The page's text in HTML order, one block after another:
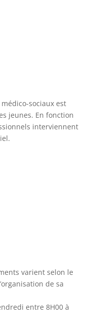
sociaux est
jeunes. En fonction
interviennent
varient selon le
de sa
entre 8H00 à